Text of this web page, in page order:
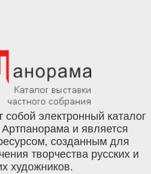
собой электронный каталог
и является
созданным для
творчества русских и
художников.